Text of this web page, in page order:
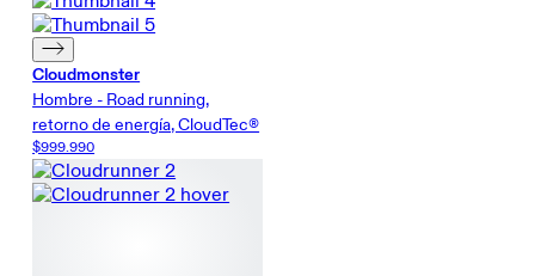
Cloudmonster
Hombre - Road running,
retorno de energía, CloudTec®
$999.990